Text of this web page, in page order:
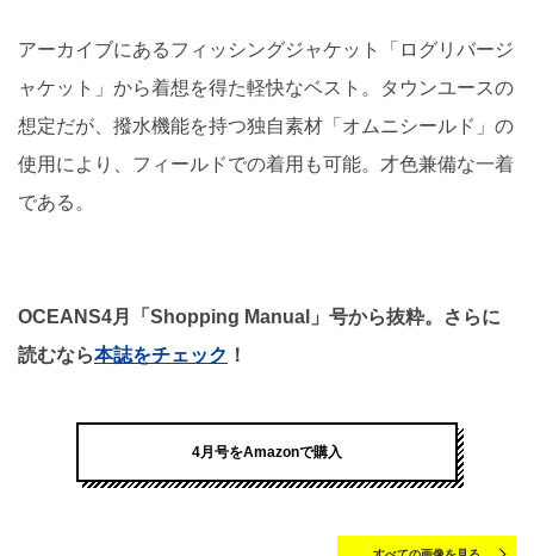
アーカイブにあるフィッシングジャケット「ログリバージ
ャケット」から着想を得た軽快なベスト。タウンユースの
想定だが、撥水機能を持つ独自素材「オムニシールド」の
使用により、フィールドでの着用も可能。才色兼備な一着
である。
OCEANS4月「Shopping Manual」号から抜粋。さらに
読むなら本誌をチェック ！
4月号をAmazonで購入